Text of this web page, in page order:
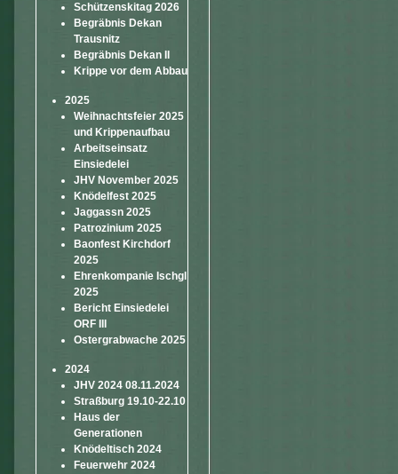
Schützenskitag 2026
Begräbnis Dekan
Trausnitz
Begräbnis Dekan II
Krippe vor dem Abbau
2025
Weihnachtsfeier 2025
und Krippenaufbau
Arbeitseinsatz
Einsiedelei
JHV November 2025
Knödelfest 2025
Jaggassn 2025
Patrozinium 2025
Baonfest Kirchdorf
2025
Ehrenkompanie Ischgl
2025
Bericht Einsiedelei
ORF III
Ostergrabwache 2025
2024
JHV 2024 08.11.2024
Straßburg 19.10-22.10
Haus der
Generationen
Knödeltisch 2024
Feuerwehr 2024